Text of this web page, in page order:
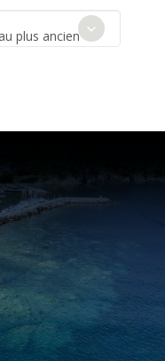
plus ancien